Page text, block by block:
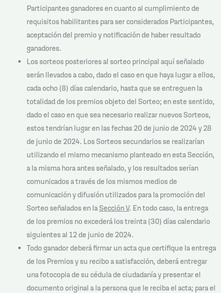
Participantes ganadores en cuanto al cumplimiento de
requisitos habilitantes para ser considerados Participantes,
aceptación del premio y notificación de haber resultado
ganadores.
Los sorteos posteriores al sorteo principal aquí señalado
serán llevados a cabo, dado el caso en que haya lugar a ellos,
cada ocho (8) días calendario, hasta que se entreguen la
totalidad de los premios objeto del Sorteo; en este sentido,
dado el caso en que sea necesario realizar nuevos Sorteos,
estos tendrían lugar en las fechas 20 de junio de 2024 y 28
de junio de 2024. Los Sorteos secundarios se realizarían
utilizando el mismo mecanismo planteado en esta Sección,
a la misma hora antes señalado, y los resultados serían
comunicados a través de los mismos medios de
comunicación y difusión utilizados para la promoción del
Sorteo señalados en laSección V. En todo caso, la entrega
de los premios no excederá los treinta (30) días calendario
siguientes al 12 de junio de 2024.
Todo ganador deberá firmar un acta que certifique la entrega
de los Premios y su recibo a satisfacción, deberá entregar
una fotocopia de su cédula de ciudadanía y presentar el
documento original a la persona que le reciba el acta; para el